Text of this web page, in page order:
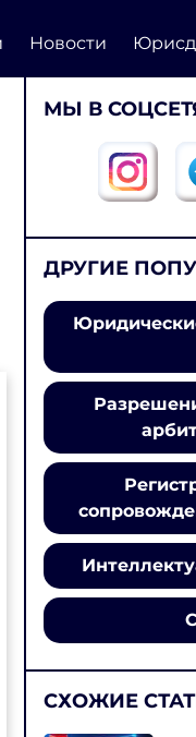
Новости
МЫ В
ДРУГИЕ
СХОЖИЕ